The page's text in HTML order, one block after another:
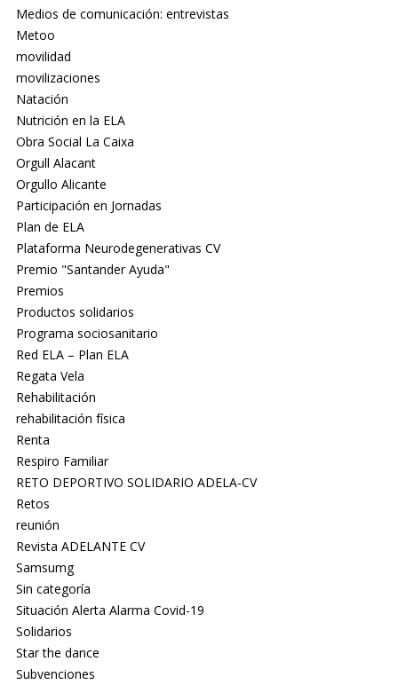
Medios de comunicación: entrevistas
Metoo
movilidad
movilizaciones
Natación
Nutrición en la ELA
Obra Social La Caixa
Orgull Alacant
Orgullo Alicante
Participación en Jornadas
Plan de ELA
Plataforma Neurodegenerativas CV
Premio "Santander Ayuda"
Premios
Productos solidarios
Programa sociosanitario
Red ELA – Plan ELA
Regata Vela
Rehabilitación
rehabilitación física
Renta
Respiro Familiar
RETO DEPORTIVO SOLIDARIO ADELA-CV
Retos
reunión
Revista ADELANTE CV
Samsumg
Sin categoría
Situación Alerta Alarma Covid-19
Solidarios
Star the dance
Subvenciones